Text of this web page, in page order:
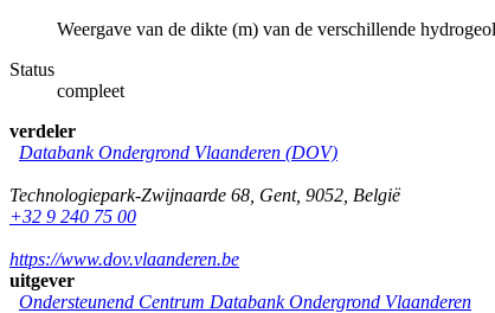
Weergave van de dikte (m) van de verschillende
Status
compleet
verdeler
Databank Ondergrond Vlaanderen (DOV)
Technologiepark-Zwijnaarde 68 Gent, 9052 België
+32 9 240 75 00
https://www.dov.vlaanderen.be
uitgever
Ondersteunend Centrum Databank Ondergrond Vlaanderen